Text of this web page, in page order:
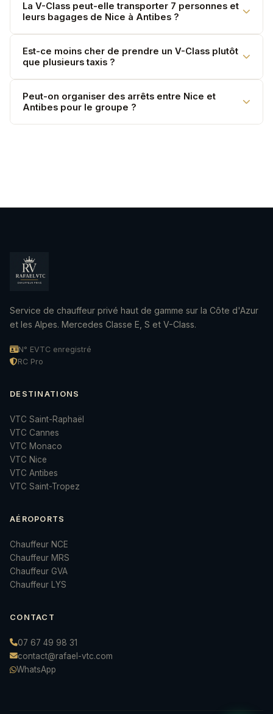
La V-Class peut-elle transporter 7 personnes et
leurs bagages de Nice à Antibes ?
Oui. La Mercedes V-Class accueille jusqu'à 7
passagers avec leurs bagages. Pour des groupes plus
importants, nous pouvons organiser deux véhicules.
Est-ce moins cher de prendre un V-Class plutôt
que plusieurs taxis ?
Oui. Un V-Class pour 7 personnes revient souvent
moins cher que deux berlines séparées. Demandez un
devis comparatif.
Peut-on organiser des arrêts entre Nice et
Antibes pour le groupe ?
Service de chauffeur privé haut de gamme sur la Côte d'Azur
et les Alpes. Mercedes Classe E, S et V-Class.
N° EVTC enregistré
RC Pro
DESTINATIONS
VTC Saint-Raphaël
VTC Cannes
VTC Monaco
VTC Nice
VTC Antibes
VTC Saint-Tropez
AÉROPORTS
Chauffeur NCE
Chauffeur MRS
Chauffeur GVA
Chauffeur LYS
CONTACT
07 67 49 98 31
contact@rafael-vtc.com
WhatsApp